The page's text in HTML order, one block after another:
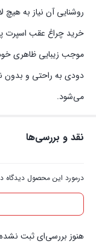
روشنایی آن نیاز به
دودی به راحتی و بدون
می‌شود.
نقد و بررسی‌ها
درمورد این محصول دیدگاه
هنوز بررسی‌ای ثبت